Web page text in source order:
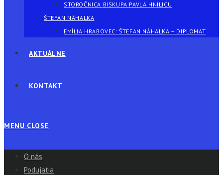
STOROČNICA BISKUPA PAVLA HNILICU
ŠTEFAN NÁHALKA
EMÍLIA HRABOVEC: ŠTEFAN NÁHALKA – DIPLOMAT
AKTUÁLNE
KONTAKT
MENU CLOSE
O nás
Podujatia